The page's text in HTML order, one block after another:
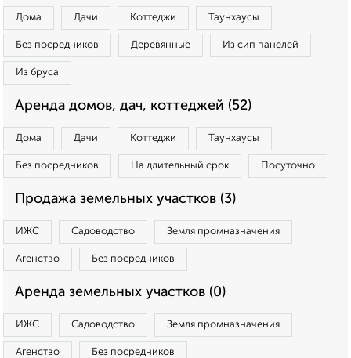
Дома Дачи Коттеджи Таунхаусы
Без посредников Деревянные Из сип панелей
Из бруса
Аренда домов, дач, коттеджей (52)
Дома Дачи Коттеджи Таунхаусы
Без посредников На длительный срок Посуточно
Продажа земельных участков (3)
ИЖС Садоводство Земля промназначения
Агенство Без посредников
Аренда земельных участков (0)
ИЖС Садоводство Земля промназначения
Агенство Без посредников